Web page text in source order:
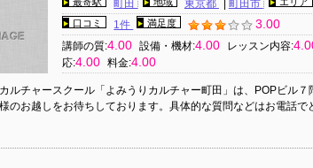
町田 東京都 町田市
口コミ 1件 満足度 3.00
講師の質:4.00 設備・機材:4.00 レッスン内容:
応:4.00 料金:4.00
ルチャースクール「よみうりカルチャー町田」は、POPビル
のお越しをお待ちしております。具体的な質問などはお電話